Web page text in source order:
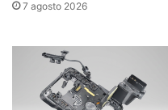
7 agosto 2026